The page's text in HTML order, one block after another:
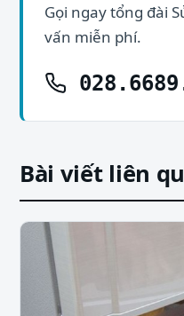
Gọi ngay tổng đài
vấn miễn phí.
Bài viết liên